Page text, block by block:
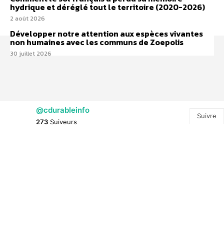
hydrique et déréglé tout le territoire (2020-2026)
2 août 2026
Développer notre attention aux espèces vivantes
non humaines avec les communs de Zoepolis
30 juillet 2026
@cdurableinfo
273 Suiveurs
Suivre